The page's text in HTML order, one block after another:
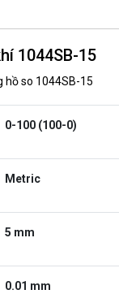
1044SB-15
hồ so 1044SB-15
0-100 (100-0)
Metric
5 mm
0.01 mm